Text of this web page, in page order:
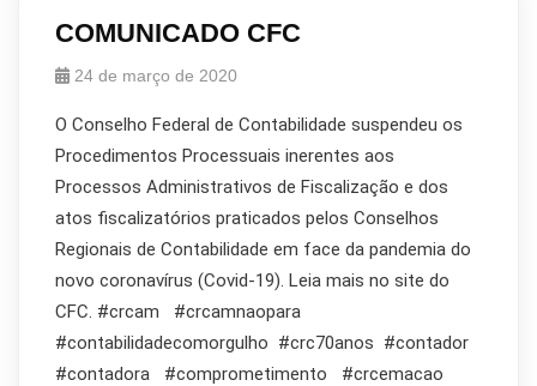
COMUNICADO CFC
24 de março de 2020
O Conselho Federal de Contabilidade suspendeu os
Procedimentos Processuais inerentes aos
Processos Administrativos de Fiscalização e dos
atos fiscalizatórios praticados pelos Conselhos
Regionais de Contabilidade em face da pandemia do
novo coronavírus (Covid-19). Leia mais no site do
CFC. #crcam #crcamnaopara
#contabilidadecomorgulho #crc70anos #contador
#contadora #comprometimento #crcemacao